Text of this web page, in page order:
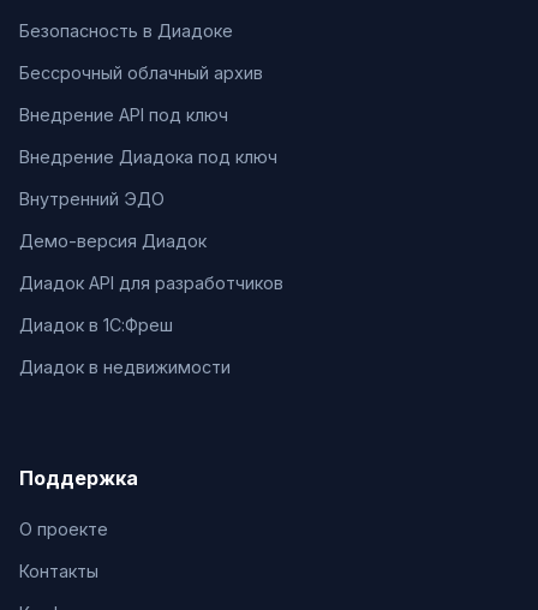
Безопасность в Диадоке
Бессрочный облачный архив
Внедрение API под ключ
Внедрение Диадока под ключ
Внутренний ЭДО
Демо-версия Диадок
Диадок API для разработчиков
Диадок в 1С:Фреш
Диадок в недвижимости
Поддержка
О проекте
Контакты